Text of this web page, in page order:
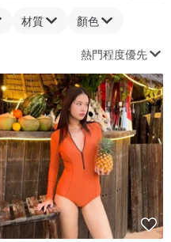
材質 顏色
熱門程度優先